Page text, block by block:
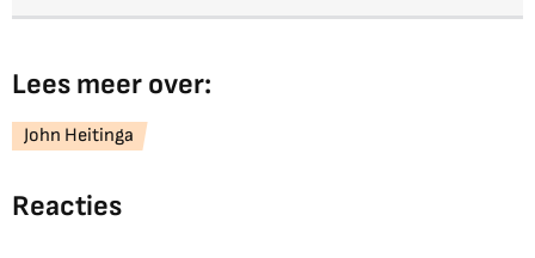
Lees meer over:
John Heitinga
Reacties